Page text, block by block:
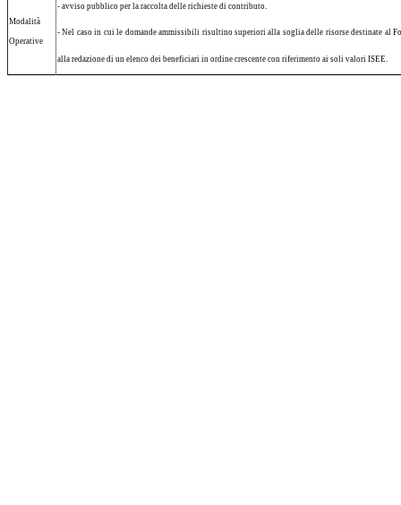
Modalità
Operative
- avviso pubblico per la raccolta delle richieste di contributo.
- Nel caso in cui le domande ammissibili risultino superiori alla soglia delle risorse destinate al
alla redazione di un elenco dei beneficiari in ordine crescente con riferimento ai soli valori ISEE.